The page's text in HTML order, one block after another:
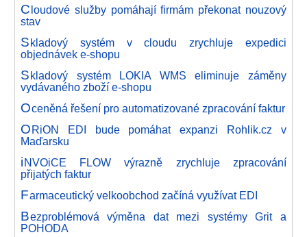
Cloudové služby pomáhají firmám překonat nouzový
stav
Skladový systém v cloudu zrychluje expedici
objednávek e-shopu
Skladový systém LOKIA WMS eliminuje záměny
vydávaného zboží e-shopu
Oceněná řešení pro automatizované zpracování faktur
ORiON EDI bude pomáhat expanzi Rohlik.cz v
Maďarsku
iNVOiCE FLOW výrazně zrychluje zpracování
přijatých faktur
Farmaceutický velkoobchod začíná využívat EDI
Bezproblémová výměna dat mezi systémy Grit a
POHODA